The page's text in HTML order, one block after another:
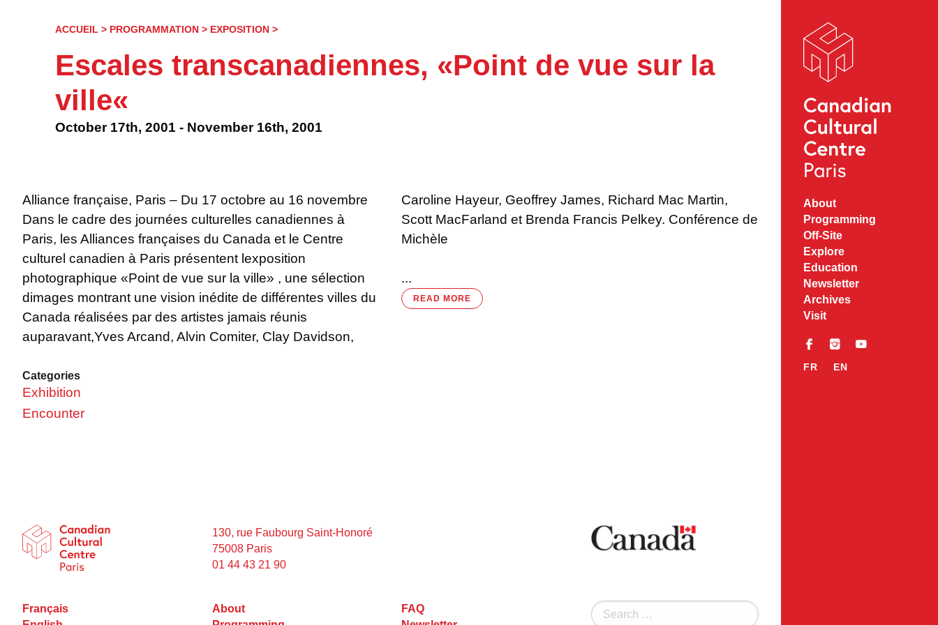
Navigation
About
Programming
Off-Site
Explore
Education
Newsletter
Archives
Visit
f i y
FR EN
ACCUEIL > PROGRAMMATION > EXPOSITION >
« POINT
DE
VILLE »
Escales transcanadiennes, «Point de vue sur la
ville«
October 17th, 2001 - November 16th, 2001
Alliance française, Paris – Du 17 octobre au 16 novembre
Dans le cadre des journées culturelles canadiennes à
Paris, les Alliances françaises du Canada et le Centre
culturel canadien à Paris présentent lexposition
photographique «Point de vue sur la ville» , une sélection
dimages montrant une vision inédite de différentes villes du
Canada réalisées par des artistes jamais réunis
auparavant,Yves Arcand, Alvin Comiter, Clay Davidson,
Caroline Hayeur, Geoffrey James, Richard Mac Martin,
Scott MacFarland et Brenda Francis Pelkey. Conférence de
Michèle
...
READ MORE
Categories
Exhibition
Encounter
130, rue Faubourg Saint-Honoré
75008 Paris
01 44 43 21 90
Search
About
FAQ
Français